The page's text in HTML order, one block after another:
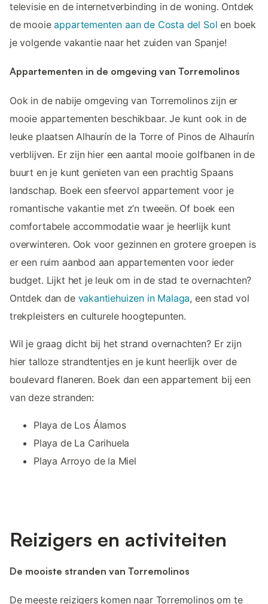
televisie en de internetverbinding in de woning. Ontdek
de mooieappartementen aan de Costa del Sol en boek
je volgende vakantie naar het zuiden van Spanje!
Appartementen in de omgeving van Torremolinos
Ook in de nabije omgeving van Torremolinos zijn er
mooie appartementen beschikbaar. Je kunt ook in de
leuke plaatsen Alhaurín de la Torre of Pinos de Alhaurín
verblijven. Er zijn hier een aantal mooie golfbanen in de
buurt en je kunt genieten van een prachtig Spaans
landschap. Boek een sfeervol appartement voor je
romantische vakantie met z’n tweeën. Of boek een
comfortabele accommodatie waar je heerlijk kunt
overwinteren. Ook voor gezinnen en grotere groepen is
er een ruim aanbod aan appartementen voor ieder
budget. Lijkt het je leuk om in de stad te overnachten?
Ontdek dan de vakantiehuizen in Malaga, een stad vol
trekpleisters en culturele hoogtepunten.
Wil je graag dicht bij het strand overnachten? Er zijn
hier talloze strandtentjes en je kunt heerlijk over de
boulevard flaneren. Boek dan een appartement bij een
van deze stranden:
Playa de Los Álamos
Playa de La Carihuela
Playa Arroyo de la Miel
Reizigers en activiteiten
De mooiste stranden van Torremolinos
De meeste reizigers komen naar Torremolinos om te